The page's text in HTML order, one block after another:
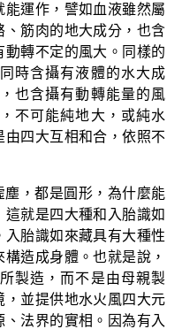
運作，譬如血液雖然屬
筋肉的地大成分，也含
轉不定的風大。同樣的
時含攝有液體的水大成
也含攝有動轉能量的風
不可能純地大，或純水
由四大互相和合，依照不
，都是圓形，為什麼能
就是四大種和入胎識如
胎識如來藏具有大種性
造成身體。也就是說，
製造，而不是由母親製
並提供地水火風四大元
法界的實相。因為有入